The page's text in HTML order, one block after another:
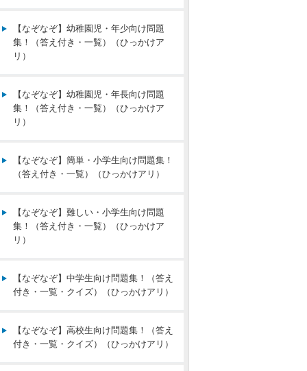
【なぞなぞ】幼稚園児・年少向け問題
集！（答え付き・一覧）（ひっかけア
リ）
【なぞなぞ】幼稚園児・年長向け問題
集！（答え付き・一覧）（ひっかけア
リ）
【なぞなぞ】簡単・小学生向け問題集！
（答え付き・一覧）（ひっかけアリ）
【なぞなぞ】難しい・小学生向け問題
集！（答え付き・一覧）（ひっかけア
リ）
【なぞなぞ】中学生向け問題集！（答え
付き・一覧・クイズ）（ひっかけアリ）
【なぞなぞ】高校生向け問題集！（答え
付き・一覧・クイズ）（ひっかけアリ）